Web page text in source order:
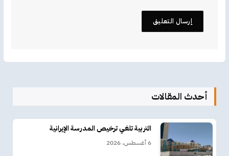
أحدث المقالات
التربية تلغي ترخيص المدرسة الإيرانية
6 أغسطس، 2026